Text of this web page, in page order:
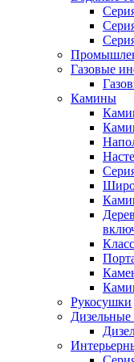
Газовые
Камины
Рукосушки